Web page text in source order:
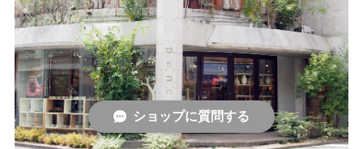
ショップに質問する